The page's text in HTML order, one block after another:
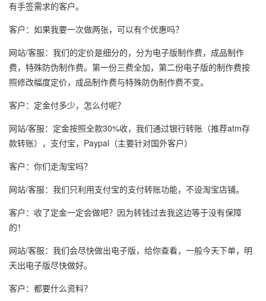
有手签需求的客户。
客户：如果我要一次做两张，可以有个优惠吗？
网站/客服：我们的定价是细分的，分为电子版制作费，成品制作
费，特殊防伪制作费。第一份三费全加，第二份电子版的制作费按
照修改幅度定价，成品制作费与特殊防伪制作费不变。
客户：定金付多少，怎么付呢？
网站/客服：定金按照全款30%收，我们通过银行转账（推荐atm存
款转账），支付宝，Paypal（主要针对国外客户）
客户：你们走淘宝吗？
网站/客服：我们只利用支付宝的支付转账功能，不设淘宝店铺。
客户：收了定金一定会做吧？因为转钱过去我这边等于没有保障
的！
网站/客服：我们会尽快做出电子版，给你查看，一般今天下单，明
天出电子版尽快做好。
客户：都要什么资料？